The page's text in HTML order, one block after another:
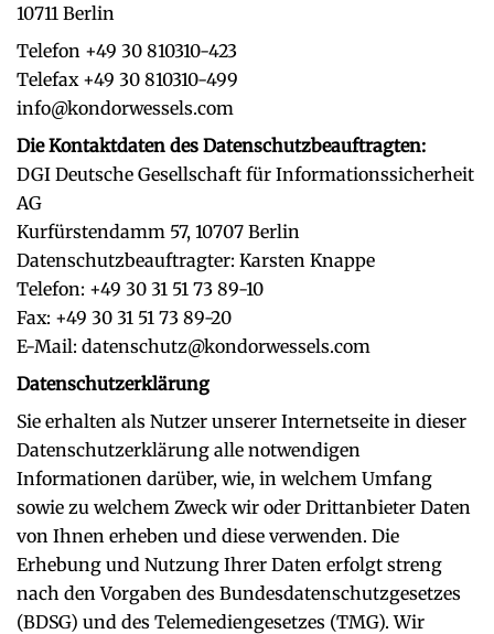
10711 Berlin
Telefon +49 30 810310-423
Telefax +49 30 810310-499
info@kondorwessels.com
Die Kontaktdaten des Datenschutzbeauftragten:
DGI Deutsche Gesellschaft für Informationssicherheit
AG
Kurfürstendamm 57, 10707 Berlin
Datenschutzbeauftragter: Karsten Knappe
Telefon: +49 30 31 51 73 89-10
Fax: +49 30 31 51 73 89-20
E-Mail: datenschutz@kondorwessels.com
Datenschutzerklärung
Sie erhalten als Nutzer unserer Internetseite in dieser
Datenschutzerklärung alle notwendigen
Informationen darüber, wie, in welchem Umfang
sowie zu welchem Zweck wir oder Drittanbieter Daten
von Ihnen erheben und diese verwenden. Die
Erhebung und Nutzung Ihrer Daten erfolgt streng
nach den Vorgaben des Bundesdatenschutzgesetzes
(BDSG) und des Telemediengesetzes (TMG). Wir